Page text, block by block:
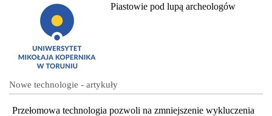
Piastowie pod lupą archeologów
Nowe technologie - artykuły
Przełomowa technologia pozwoli na zmniejszenie wykluczenia